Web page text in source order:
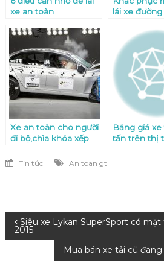
xe an toàn
lái xe đường
Xe an toàn cho người
đi bộ,chìa khóa xếp
Bảng giá xe
tấn trên thị
Tin tức An toan gt
Điều
Siêu xe Lykan SuperSport có
2015
Mua bán xe tải cũ